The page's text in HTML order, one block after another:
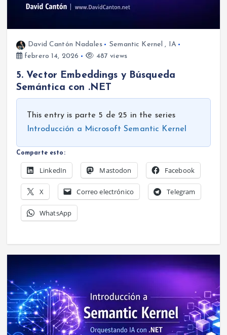
David Cantón Nadales Semantic Kernel , IA
febrero 14, 2026
487 views
5. Vector Embeddings y Búsqueda
Semántica con .NET
This entry is parte 5 de 25 in the series
Introducción a Microsoft Semantic Kernel
Comparte esto:
LinkedIn Mastodon Facebook
X Correo electrónico Telegram
WhatsApp